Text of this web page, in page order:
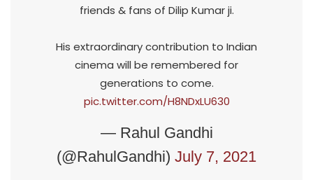
friends & fans of Dilip Kumar ji.
His extraordinary contribution to Indian
cinema will be remembered for
generations to come.
pic.twitter.com/H8NDxLU630
— Rahul Gandhi
(@RahulGandhi) July 7, 2021